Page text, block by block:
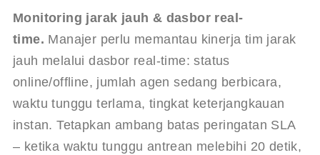
Monitoring jarak jauh & dasbor real-
time. Manajer perlu memantau kinerja tim jarak
jauh melalui dasbor real-time: status
online/offline, jumlah agen sedang berbicara,
waktu tunggu terlama, tingkat keterjangkauan
instan. Tetapkan ambang batas peringatan SLA
– ketika waktu tunggu antrean melebihi 20 detik,